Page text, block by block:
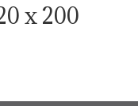
x 200